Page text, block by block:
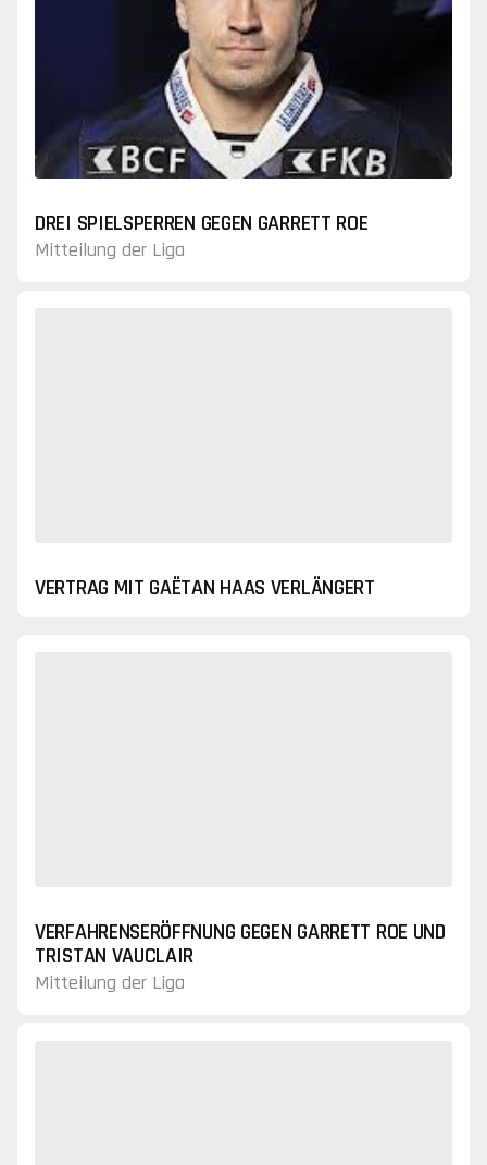
DREI SPIELSPERREN GEGEN GARRETT ROE
Mitteilung der Liga
VERTRAG MIT GAËTAN HAAS VERLÄNGERT
VERFAHRENSERÖFFNUNG GEGEN GARRETT ROE UND
TRISTAN VAUCLAIR
Mitteilung der Liga